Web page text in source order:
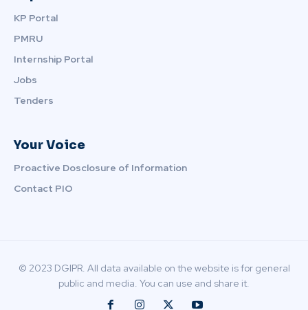
KP Portal
PMRU
Internship Portal
Jobs
Tenders
Your Voice
Proactive Dosclosure of Information
Contact PIO
© 2023 DGIPR. All data available on the website is for general
public and media. You can use and share it.